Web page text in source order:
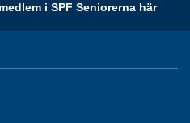
i SPF Seniorerna här